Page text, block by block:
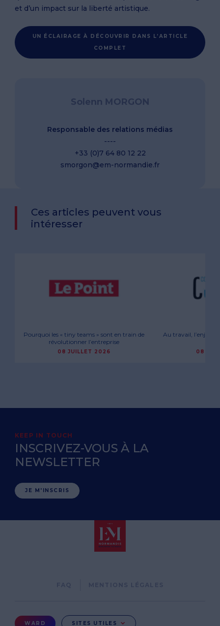
et d’un impact sur la liberté artistique.
UN ÉCLAIRAGE À DÉCOUVRIR DANS L’ARTICLE
COMPLET
Solenn MORGON
Responsable des relations médias
----
+33 (0)7 64 80 12 22
smorgon@em-normandie.fr
Ces articles peuvent vous
intéresser
Pourquoi les « tiny teams » sont en train de
révolutionner l’entreprise
08 JUILLET 2026
Au travail, l’enjeu
08
KEEP IN TOUCH
INSCRIVEZ-VOUS À LA
NEWSLETTER
JE M'INSCRIS
Menu
WARD SITES UTILES